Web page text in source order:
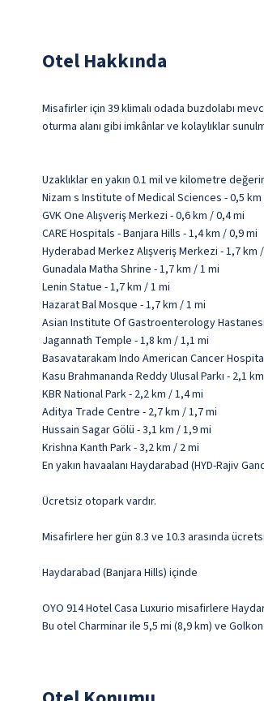
Otel Hakkında
Misafirler için 39 klimalı odada buzdolabı
oturma alanı gibi imkânlar ve kolaylıklar
Uzaklıklar en yakın 0.1 mil ve kilometre
Nizam s Institute of Medical Sciences - 0,5 km
GVK One Alışveriş Merkezi - 0,6 km / 0,4 mi
CARE Hospitals - Banjara Hills - 1,4 km / 0,9 mi
Hyderabad Merkez Alışveriş Merkezi - 1,7 km
Gunadala Matha Shrine - 1,7 km / 1 mi
Lenin Statue - 1,7 km / 1 mi
Hazarat Bal Mosque - 1,7 km / 1 mi
Asian Institute Of Gastroenterology
Jagannath Temple - 1,8 km / 1,1 mi
Basavatarakam Indo American Cancer
Kasu Brahmananda Reddy Ulusal Parkı - 2,1
KBR National Park - 2,2 km / 1,4 mi
Aditya Trade Centre - 2,7 km / 1,7 mi
Hussain Sagar Gölü - 3,1 km / 1,9 mi
Krishna Kanth Park - 3,2 km / 2 mi
En yakın havaalanı Haydarabad (HYD-Rajiv
Ücretsiz otopark vardır.
Misafirlere her gün 8.3 ve 10.3 arasında
Haydarabad (Banjara Hills) içinde
OYO 914 Hotel Casa Luxurio misafirlere
Bu otel Charminar ile 5,5 mi (8,9 km) ve